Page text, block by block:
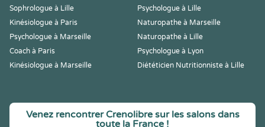
Sophrologue à Lille
Psychologue à Lille
Kinésiologue à Paris
Naturopathe à Marseille
Psychologue à Marseille
Naturopathe à Lille
Coach à Paris
Psychologue à Lyon
Kinésiologue à Marseille
Diététicien Nutritionniste à Lille
Venez rencontrer Crenolibre sur les salons dans
toute la France !